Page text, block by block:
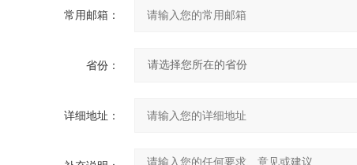
常用邮箱：
省份：
详细地址：